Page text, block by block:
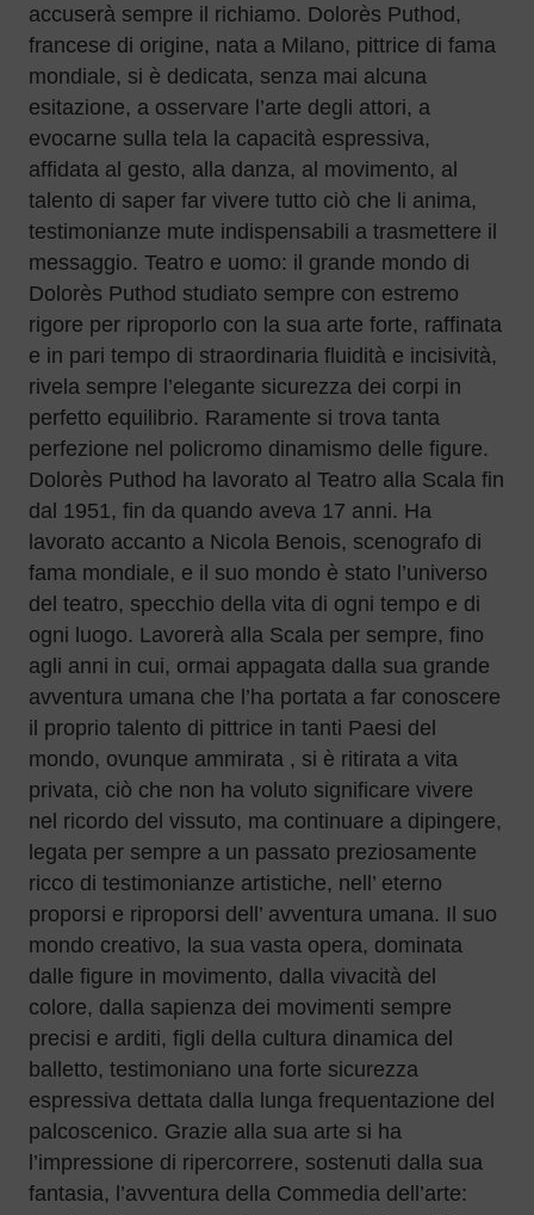
accuserà sempre il richiamo. Dolorès Puthod,
francese di origine, nata a Milano, pittrice di fama
mondiale, si è dedicata, senza mai alcuna
esitazione, a osservare l’arte degli attori, a
evocarne sulla tela la capacità espressiva,
affidata al gesto, alla danza, al movimento, al
talento di saper far vivere tutto ciò che li anima,
testimonianze mute indispensabili a trasmettere il
messaggio. Teatro e uomo: il grande mondo di
Dolorès Puthod studiato sempre con estremo
rigore per riproporlo con la sua arte forte, raffinata
e in pari tempo di straordinaria fluidità e incisività,
rivela sempre l’elegante sicurezza dei corpi in
perfetto equilibrio. Raramente si trova tanta
perfezione nel policromo dinamismo delle figure.
Dolorès Puthod ha lavorato al Teatro alla Scala fin
dal 1951, fin da quando aveva 17 anni. Ha
lavorato accanto a Nicola Benois, scenografo di
fama mondiale, e il suo mondo è stato l’universo
del teatro, specchio della vita di ogni tempo e di
ogni luogo. Lavorerà alla Scala per sempre, fino
agli anni in cui, ormai appagata dalla sua grande
avventura umana che l’ha portata a far conoscere
il proprio talento di pittrice in tanti Paesi del
mondo, ovunque ammirata , si è ritirata a vita
privata, ciò che non ha voluto significare vivere
nel ricordo del vissuto, ma continuare a dipingere,
legata per sempre a un passato preziosamente
ricco di testimonianze artistiche, nell’ eterno
proporsi e riproporsi dell’ avventura umana. Il suo
mondo creativo, la sua vasta opera, dominata
dalle figure in movimento, dalla vivacità del
colore, dalla sapienza dei movimenti sempre
precisi e arditi, figli della cultura dinamica del
balletto, testimoniano una forte sicurezza
espressiva dettata dalla lunga frequentazione del
palcoscenico. Grazie alla sua arte si ha
l’impressione di ripercorrere, sostenuti dalla sua
fantasia, l’avventura della Commedia dell’arte: